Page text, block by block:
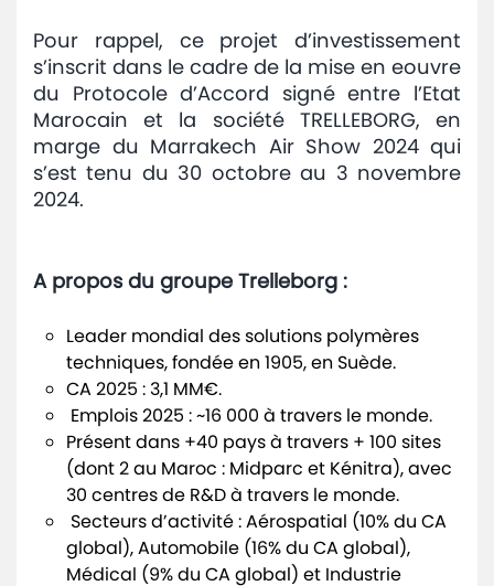
Pour rappel, ce projet d’investissement
s’inscrit dans le cadre de la mise en eouvre
du Protocole d’Accord signé entre l’Etat
Marocain et la société TRELLEBORG, en
marge du Marrakech Air Show 2024 qui
s’est tenu du 30 octobre au 3 novembre
2024.
A propos du groupe Trelleborg :
Leader mondial des solutions polymères
techniques, fondée en 1905, en Suède.
CA 2025 : 3,1 MM€.
Emplois 2025 : ~16 000 à travers le monde.
Présent dans +40 pays à travers + 100 sites
(dont 2 au Maroc : Midparc et Kénitra), avec
30 centres de R&D à travers le monde.
Secteurs d’activité : Aérospatial (10% du CA
global), Automobile (16% du CA global),
Médical (9% du CA global) et Industrie